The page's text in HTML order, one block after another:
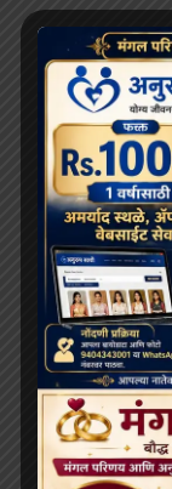
ARCHIVES
July 2026
June 2026
May 2026
April 2026
February 2026
January 2026
December
November